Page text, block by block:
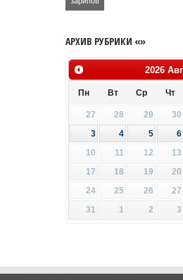
АРХИВ РУБРИКИ «»
2026
Пн Вт Ср Чт
27 28 29 30
3
4 5 6
10
11 12 13
17
18 19 20
24
25 26 27
31
1 2 3